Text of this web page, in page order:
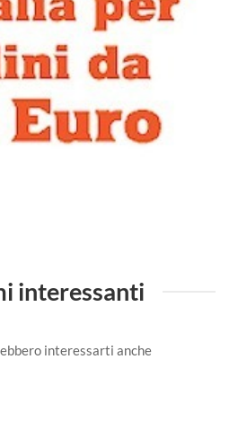
interessanti
interessarti anche